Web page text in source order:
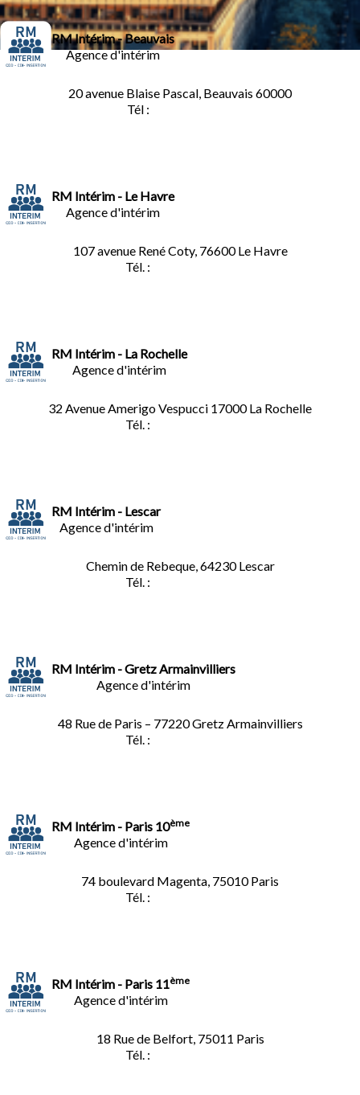
RM Intérim - Beauvais
Agence d'intérim
20 avenue Blaise Pascal, Beauvais 60000
Tél :
RM Intérim - Le Havre
Agence d'intérim
107 avenue René Coty, 76600 Le Havre
Tél. :
RM Intérim - La Rochelle
Agence d'intérim
32 Avenue Amerigo Vespucci 17000 La Rochelle
Tél. :
RM Intérim - Lescar
Agence d'intérim
Chemin de Rebeque, 64230 Lescar
Tél. :
RM Intérim - Gretz Armainvilliers
Agence d'intérim
48 Rue de Paris – 77220 Gretz Armainvilliers
Tél. :
RM Intérim - Paris 10ème
Agence d'intérim
74 boulevard Magenta, 75010 Paris
Tél. :
RM Intérim - Paris 11ème
Agence d'intérim
18 Rue de Belfort, 75011 Paris
Tél. :